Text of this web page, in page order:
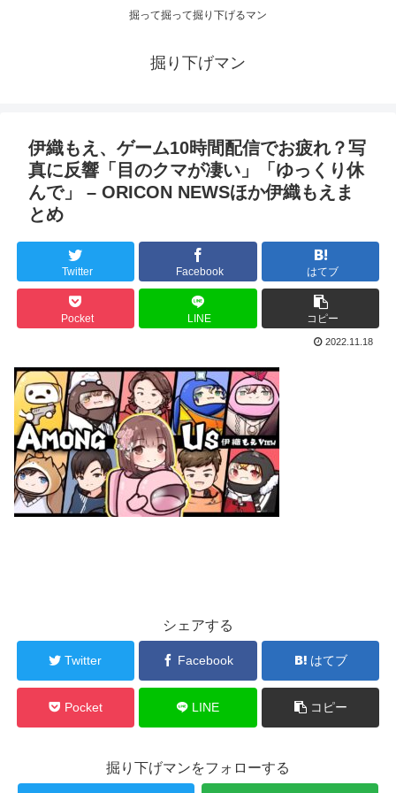
掘って掘って掘り下げるマン
掘り下げマン
伊織もえ、ゲーム10時間配信でお疲れ？写
真に反響「目のクマが凄い」「ゆっくり休
んで」 – ORICON NEWSほか伊織もえま
とめ
Twitter Facebook はてブ
Pocket LINE コピー
2022.11.18
シェアする
Twitter Facebook はてブ
Pocket LINE コピー
掘り下げマンをフォローする